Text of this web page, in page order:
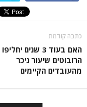
כתבה קודמת
האם בעוד 3 שנים יחליפו
הרובוטים שיעור ניכר
מהעובדים הקיימים